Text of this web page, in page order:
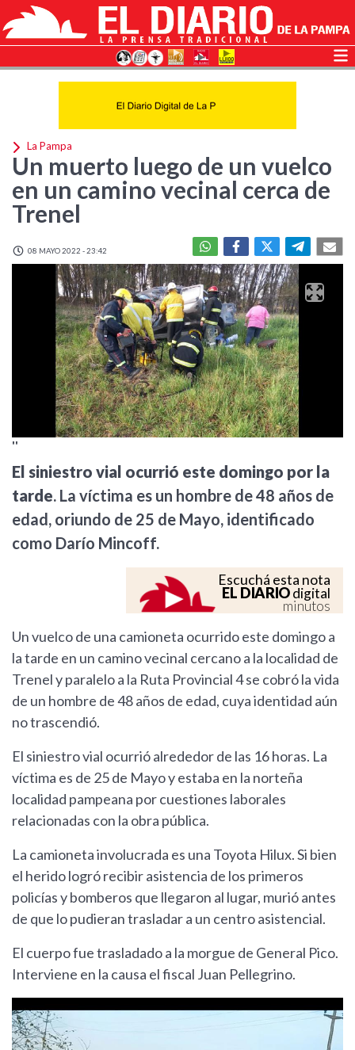
La Pampa
Un muerto luego de un vuelco
en un camino vecinal cerca de
Trenel
08 MAYO 2022 - 23:42
''
El siniestro vial ocurrió este domingo por la
tarde. La víctima es un hombre de 48 años de
edad, oriundo de 25 de Mayo, identificado
como Darío Mincoff.
Escuchá esta nota
EL DIARIOdigital
minutos
Un vuelco de una camioneta ocurrido este domingo a
la tarde en un camino vecinal cercano a la localidad de
Trenel y paralelo a la Ruta Provincial 4 se cobró la vida
de un hombre de 48 años de edad, cuya identidad aún
no trascendió.
El siniestro vial ocurrió alrededor de las 16 horas. La
víctima es de 25 de Mayo y estaba en la norteña
localidad pampeana por cuestiones laborales
relacionadas con la obra pública.
La camioneta involucrada es una Toyota Hilux. Si bien
el herido logró recibir asistencia de los primeros
policías y bomberos que llegaron al lugar, murió antes
de que lo pudieran trasladar a un centro asistencial.
El cuerpo fue trasladado a la morgue de General Pico.
Interviene en la causa el fiscal Juan Pellegrino.